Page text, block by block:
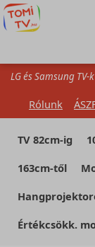
LG és Samsung
Rólunk
TV 82cm-ig
163cm-től
Értékcsökk.